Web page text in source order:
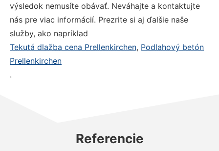
výsledok nemusíte obávať. Neváhajte a kontaktujte
nás pre viac informácií. Prezrite si aj ďalšie naše
služby, ako napríklad
Tekutá dlažba cena Prellenkirchen, Podlahový betón
Prellenkirchen
.
Referencie